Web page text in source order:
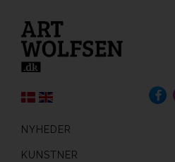
NYHEDER
KUNSTNER